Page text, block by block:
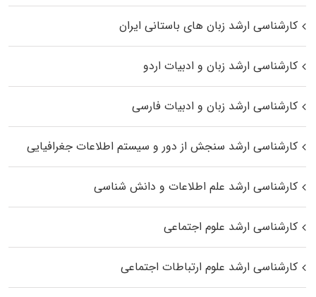
کارشناسی ارشد زبان‌ های باستانی ایران
کارشناسی ارشد زبان و ادبیات اردو
کارشناسی ارشد زبان و ادبیات فارسی
کارشناسی ارشد سنجش از دور و سیستم اطلاعات جغرافیایی
کارشناسی ارشد علم اطلاعات و دانش شناسی
کارشناسی ارشد علوم اجتماعی
کارشناسی ارشد علوم ارتباطات اجتماعی